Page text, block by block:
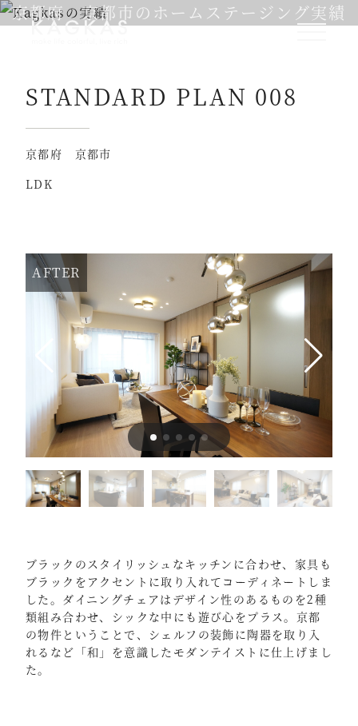
京都府 京都市のホームステージング実績
STANDARD PLAN 008
京都府 京都市
LDK
AFTER
ブラックのスタイリッシュなキッチンに合わせ、家具も
ブラックをアクセントに取り入れてコーディネートしま
した。ダイニングチェアはデザイン性のあるものを2種
類組み合わせ、シックな中にも遊び心をプラス。京都
の物件ということで、シェルフの装飾に陶器を取り入
れるなど「和」を意識したモダンテイストに仕上げまし
た。